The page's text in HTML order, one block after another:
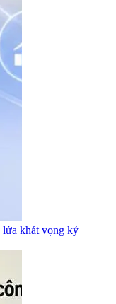
lửa khát vọng kỷ